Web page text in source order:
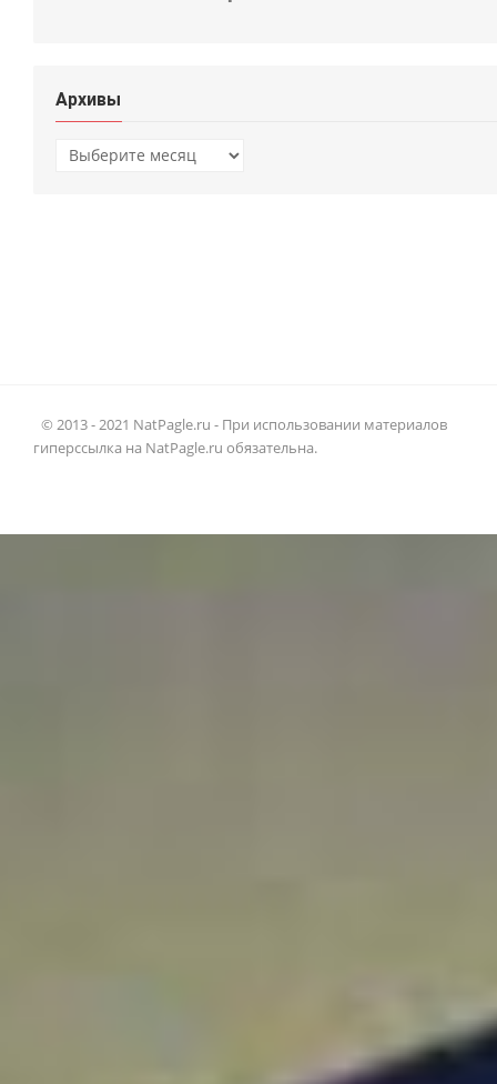
Архивы
Архивы
© 2013 - 2021 NatPagle.ru - При использовании материалов
гиперссылка на NatPagle.ru обязательна.